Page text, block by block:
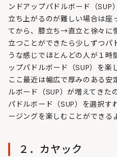
ンドアップパドルボード（SUP
立ち上がるのが難しい場合は座
てから、膝立ち→直立と徐々に
立つことができたら少しずつパ
うな感じでほとんどの人が１時
ップパドルボード（SUP）を楽
ここ最近は幅広で厚みのある安
ルボード（SUP）が増えてきた
パドルボード（SUP）を選択す
ージングを楽しむことができる
２．カヤック